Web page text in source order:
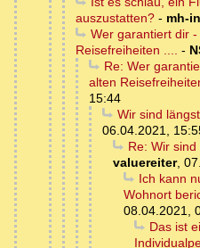
auszustatten? - mh-
Wer garantiert dir
Reisefreiheiten .... -
Re: Wer
alten
15:44
Wir sind
06.04.2021,
Re: Wir
valuereiter,
Ich kann
Wohnort
08.04.2021,
Das ist